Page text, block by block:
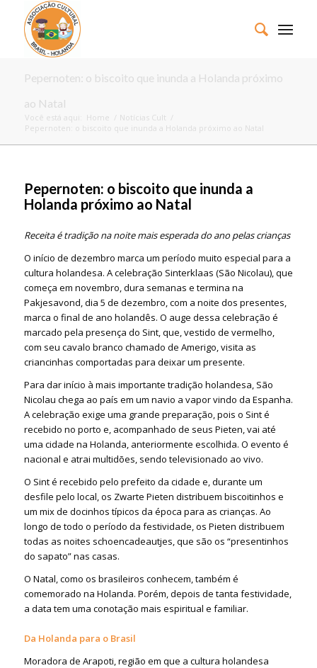
Pepernoten: o biscoito que inunda a Holanda próximo
ao Natal
Você está aqui: Home / Notícias Cult /
Pepernoten: o biscoito que inunda a Holanda próximo ao Natal
Pepernoten: o biscoito que inunda a
Holanda próximo ao Natal
Receita é tradição na noite mais esperada do ano pelas crianças
O início de dezembro marca um período muito especial para a
cultura holandesa. A celebração Sinterklaas (São Nicolau), que
começa em novembro, dura semanas e termina na
Pakjesavond, dia 5 de dezembro, com a noite dos presentes,
marca o final de ano holandês. O auge dessa celebração é
marcado pela presença do Sint, que, vestido de vermelho,
com seu cavalo branco chamado de Amerigo, visita as
criancinhas comportadas para deixar um presente.
Para dar início à mais importante tradição holandesa, São
Nicolau chega ao país em um navio a vapor vindo da Espanha.
A celebração exige uma grande preparação, pois o Sint é
recebido no porto e, acompanhado de seus Pieten, vai até
uma cidade na Holanda, anteriormente escolhida. O evento é
nacional e atrai multidões, sendo televisionado ao vivo.
O Sint é recebido pelo prefeito da cidade e, durante um
desfile pelo local, os Zwarte Pieten distribuem biscoitinhos e
um mix de docinhos típicos da época para as crianças. Ao
longo de todo o período da festividade, os Pieten distribuem
todas as noites schoencadeautjes, que são os “presentinhos
do sapato” nas casas.
O Natal, como os brasileiros conhecem, também é
comemorado na Holanda. Porém, depois de tanta festividade,
a data tem uma conotação mais espiritual e familiar.
Da Holanda para o Brasil
Moradora de Arapoti, região em que a cultura holandesa